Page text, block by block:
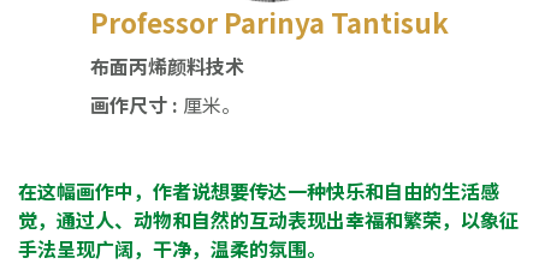
Professor Parinya Tantisuk
布面丙烯颜料技术
画作尺寸 : 厘米。
在这幅画作中，作者说想要传达一种快乐和自由的生活感
觉，通过人、动物和自然的互动表现出幸福和繁荣，以象征
手法呈现广阔，干净，温柔的氛围。